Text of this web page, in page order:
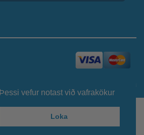
Þessi vefur notast við vafrakökur
Loka
Keyrir á vefumsjónarkerfi Smartmedia